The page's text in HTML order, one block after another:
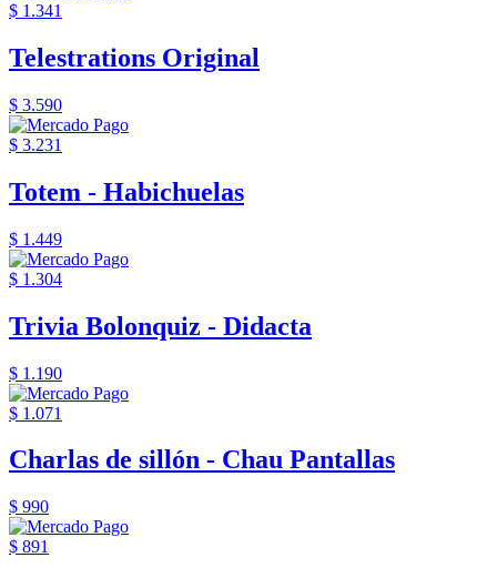
$ 1.341
Telestrations Original
$ 3.590
$ 3.231
Totem - Habichuelas
$ 1.449
$ 1.304
Trivia Bolonquiz - Didacta
$ 1.190
$ 1.071
Charlas de sillón - Chau Pantallas
$ 990
$ 891